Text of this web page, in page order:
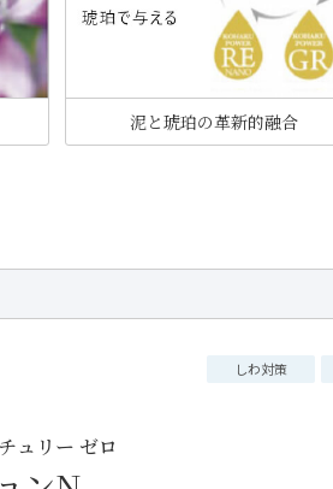
泥と琥珀の革新的融合
しわ対策
ュリー ゼロ